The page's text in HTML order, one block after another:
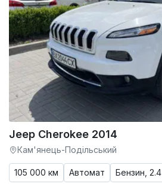
Jeep Cherokee 2014
Кам'янець-Подільський
105 000 км Автомат Бензин, 2.4